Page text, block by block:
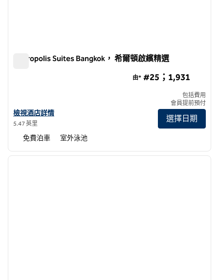
Metropolis Suites Bangkok， 希爾頓啟繽精選
查看曼谷大都會套房酒店詳情， 希爾頓啟繽精選
檢視酒店詳情
5.47 英里
由* #25；1,931
包括費用
會員提前預付
選擇日期
免費泊車 室外泳池
第 1 頁，共 12 頁
下一